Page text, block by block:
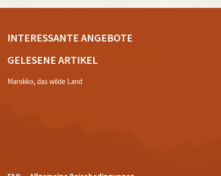
INTERESSANTE ANGEBOTE
GELESENE ARTIKEL
Marokko, das wilde Land